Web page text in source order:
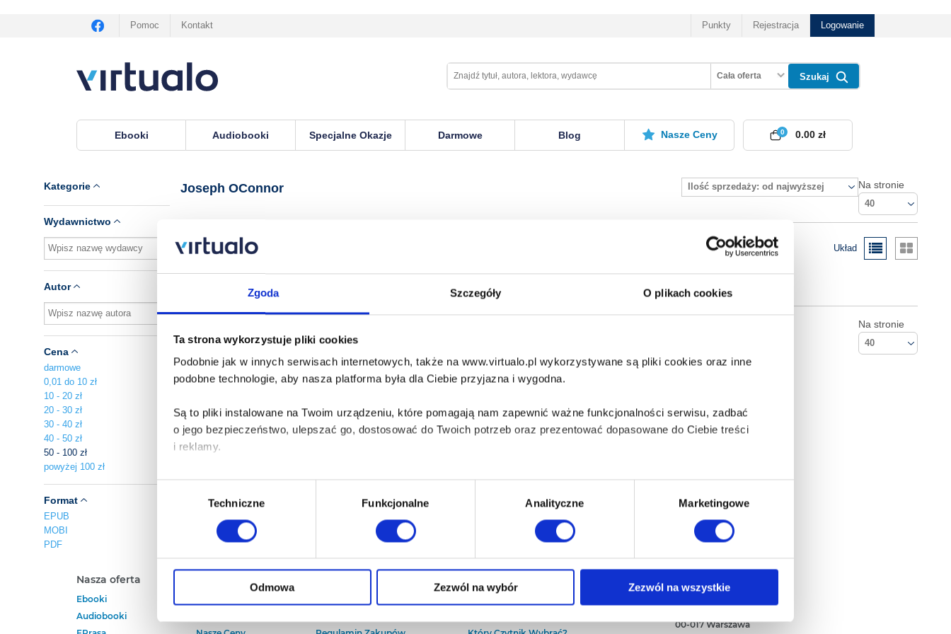
Zgoda Szczegóły O plikach cookies
Ta strona wykorzystuje pliki cookies
Podobnie jak w innych serwisach internetowych, także na www.virtualo.pl wykorzystywane są pliki cookies oraz inne
podobne technologie, aby nasza platforma była dla Ciebie przyjazna i wygodna.
Są to pliki instalowane na Twoim urządzeniu, które pomagają nam zapewnić ważne funkcjonalności serwisu, zadbać
o jego bezpieczeństwo, ulepszać go, dostosować do Twoich potrzeb oraz prezentować dopasowane do Ciebie treści
i reklamy.
Poza plikami, które są nam niezbędne do prawidłowego i bezpiecznego działania serwisu - są także takie, które wymagają
Twojej zgody.
Każda udzielona zgoda poprawi Twoje doświadczenia jeśli jesteś naszym Użytkownikiem.
Wybór
Techniczne Funkcjonalne Analityczne Marketingowe
Odmowa Zezwól na wybór Zezwól na wszystkie
Pomoc Kontakt Punkty Rejestracja Logowanie
Cała oferta Szukaj
Ebooki Audiobooki Specjalne Okazje Darmowe Blog Nasze Ceny 0
0.00 zł
Kategorie
Wydawnictwo
Autor
Cena
darmowe
0,01 do 10 zł
10 - 20 zł
20 - 30 zł
30 - 40 zł
40 - 50 zł
50 - 100 zł
powyżej 100 zł
Format
EPUB
MOBI
PDF
Joseph OConnor Ilość sprzedaży: od najwyższej Na stronie
40
Układ
Na stronie
40
Nasza oferta
Ebooki
Audiobooki
Baza wiedzy
Empik S.A
00-017 Warszawa